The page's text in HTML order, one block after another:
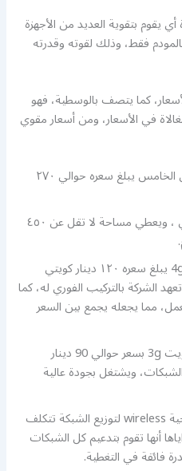
يقوم بتقوية العديد من الأجهزة
فقط، وذلك لقوته وقدرته
كما يتصف بالوسطية، فهو
في الأسعار، ومن أسعار مقوي
افضل مقوي سيرفس 5g الجيل الخامس يبلغ سعره حوالي ٢٧٠
مقوى سيرفس ١٦٠ دينار كويتي ، ويعطي مساحة لا تقل عن ٤٥٠
افضل مقوي سيرفس الكويت 4g يبلغ سعره ١٢٠ دينار كويتي
متر مربع ، تعهد الشركة بالتركيب الفوري له، كما
مما يجعله يجمع بين السعر
افضل جهاز مقوي سيرفس الكويت 3g بسعر حوالي 90 دينار
ويشتغل بجودة عالية
جهاز مقوي شبكة سيرفس خارجية wireless لتوزيع الشبكة تتكلف
مزاياها أنها تقوم بتدعيم كل الشبكات
فائقة في التغطية.